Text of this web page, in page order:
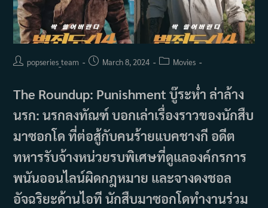
Postpopseries_team
PostMarch 8, 2024
PostMovies
The Roundup: Punishment บู๊ระห่ำ ล่าล้าง
นรก: นรกลงทัณฑ์ บอกเล่าเรื่องราวของนักสืบ
มาซอกโด ที่ต่อสู้กับคนร้ายแบคชางกี อดีต
ทหารรับจ้างหน่วยรบพิเศษที่ดูแลองค์กรการ
พนันออนไลน์ผิดกฎหมาย และจางดงชอล
อัจฉริยะด้านไอที นักสืบมาซอกโดทำงานร่วม